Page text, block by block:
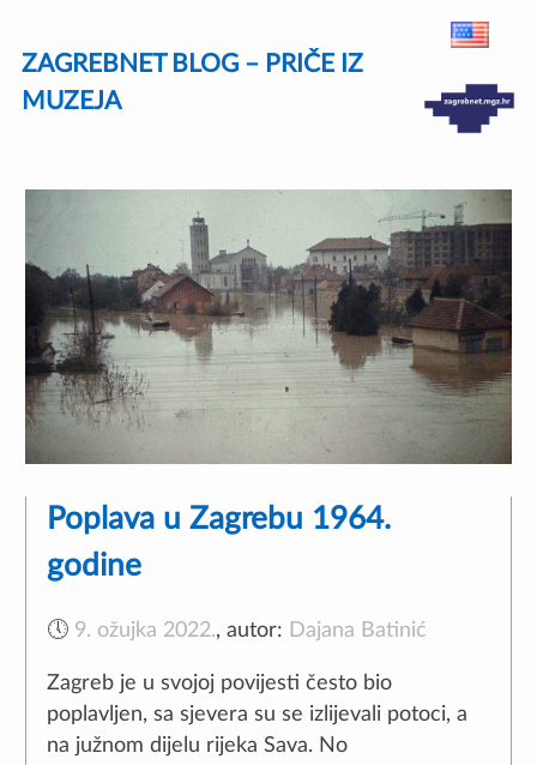
to
content
ZAGREBNET BLOG – PRIČE IZ
MUZEJA
Poplava u Zagrebu 1964.
godine
🕔 9. ožujka 2022.,autor: Dajana Batinić
Zagreb je u svojoj povijesti često bio
poplavljen, sa sjevera su se izlijevali potoci, a
na južnom dijelu rijeka Sava. No